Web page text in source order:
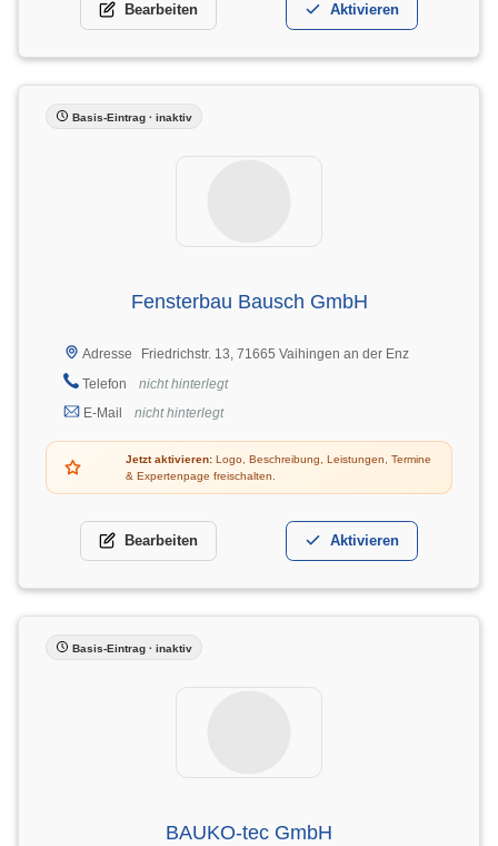
Bearbeiten Aktivieren
Basis-Eintrag · inaktiv
Fensterbau Bausch GmbH
Adresse
Friedrichstr. 13, 71665 Vaihingen an der Enz
Telefon
nicht hinterlegt
E-Mail
nicht hinterlegt
Jetzt aktivieren: Logo, Beschreibung, Leistungen, Termine
& Expertenpage freischalten.
Bearbeiten Aktivieren
Basis-Eintrag · inaktiv
BAUKO-tec GmbH